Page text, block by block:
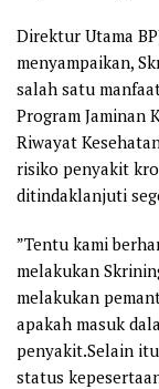
Direktur Utama
menyampaikan,
salah satu
Program Jaminan
Riwayat
risiko penyakit
ditindaklanjuti
”Tentu kami
melakukan
melakukan
apakah masuk
penyakit.Selain
status